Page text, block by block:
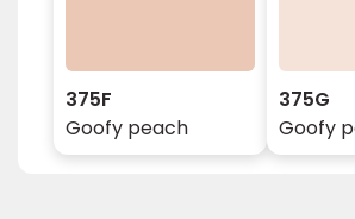
375F
Goofy peach
375G
Goofy